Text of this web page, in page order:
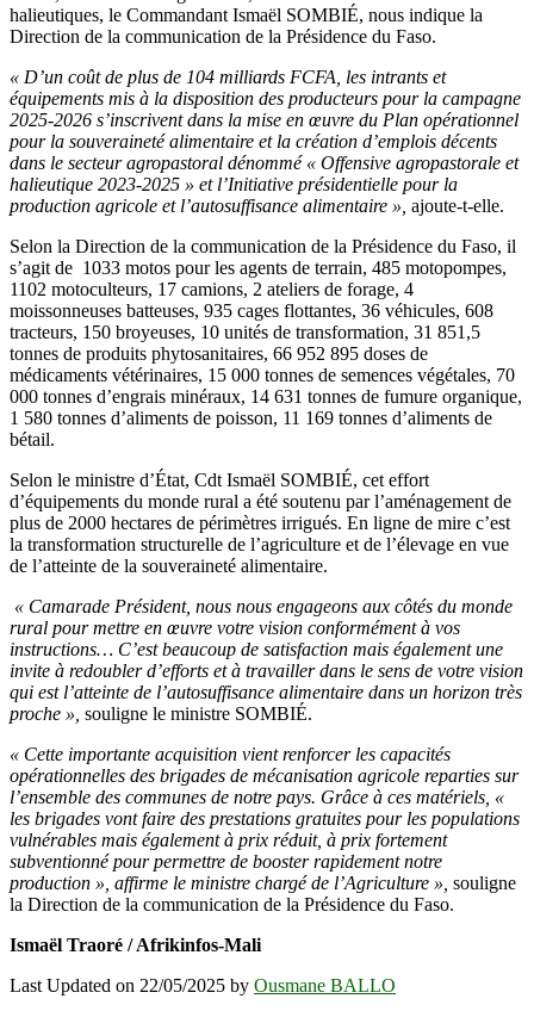
halieutiques, le Commandant Ismaël SOMBIÉ, nous indique la
Direction de la communication de la Présidence du Faso.
« D’un coût de plus de 104 milliards FCFA, les intrants et
équipements mis à la disposition des producteurs pour la campagne
2025-2026 s’inscrivent dans la mise en œuvre du Plan opérationnel
pour la souveraineté alimentaire et la création d’emplois décents
dans le secteur agropastoral dénommé « Offensive agropastorale et
halieutique 2023-2025 » et l’Initiative présidentielle pour la
production agricole et l’autosuffisance alimentaire », ajoute-t-elle.
Selon la Direction de la communication de la Présidence du Faso, il
s’agit de 1033 motos pour les agents de terrain, 485 motopompes,
1102 motoculteurs, 17 camions, 2 ateliers de forage, 4
moissonneuses batteuses, 935 cages flottantes, 36 véhicules, 608
tracteurs, 150 broyeuses, 10 unités de transformation, 31 851,5
tonnes de produits phytosanitaires, 66 952 895 doses de
médicaments vétérinaires, 15 000 tonnes de semences végétales, 70
000 tonnes d’engrais minéraux, 14 631 tonnes de fumure organique,
1 580 tonnes d’aliments de poisson, 11 169 tonnes d’aliments de
bétail.
Selon le ministre d’État, Cdt Ismaël SOMBIÉ, cet effort
d’équipements du monde rural a été soutenu par l’aménagement de
plus de 2000 hectares de périmètres irrigués. En ligne de mire c’est
la transformation structurelle de l’agriculture et de l’élevage en vue
de l’atteinte de la souveraineté alimentaire.
« Camarade Président, nous nous engageons aux côtés du monde
rural pour mettre en œuvre votre vision conformément à vos
instructions… C’est beaucoup de satisfaction mais également une
invite à redoubler d’efforts et à travailler dans le sens de votre vision
qui est l’atteinte de l’autosuffisance alimentaire dans un horizon très
proche », souligne le ministre SOMBIÉ.
« Cette importante acquisition vient renforcer les capacités
opérationnelles des brigades de mécanisation agricole reparties sur
l’ensemble des communes de notre pays. Grâce à ces matériels, «
les brigades vont faire des prestations gratuites pour les populations
vulnérables mais également à prix réduit, à prix fortement
subventionné pour permettre de booster rapidement notre
production », affirme le ministre chargé de l’Agriculture », souligne
la Direction de la communication de la Présidence du Faso.
Ismaël Traoré / Afrikinfos-Mali
Last Updated on 22/05/2025 by Ousmane BALLO